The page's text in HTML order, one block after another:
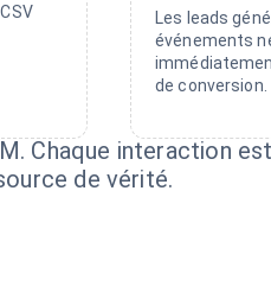
Les leads
événements
de conversion.
Chaque interaction
de vérité.